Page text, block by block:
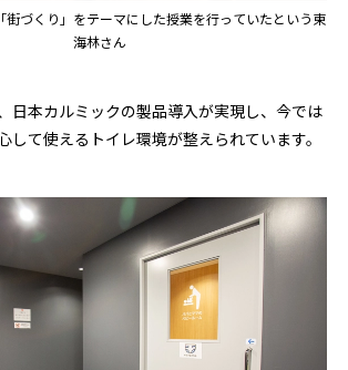
街づくり」をテーマにした授業を行っていたという東
海林さん
日本カルミックの製品導入が実現し、今では
して使えるトイレ環境が整えられています。